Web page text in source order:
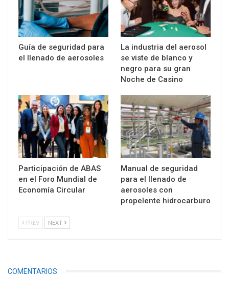
Guía de seguridad para
el llenado de aerosoles
La industria del aerosol
se viste de blanco y
negro para su gran
Noche de Casino
Participación de ABAS
en el Foro Mundial de
Economía Circular
Manual de seguridad
para el llenado de
aerosoles con
propelente hidrocarburo
PREV NEXT
COMENTARIOS